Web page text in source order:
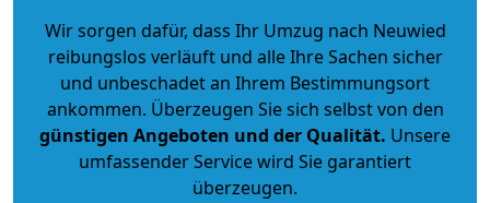
Wir sorgen dafür, dass Ihr Umzug nach Neuwied
reibungslos verläuft und alle Ihre Sachen sicher
und unbeschadet an Ihrem Bestimmungsort
ankommen. Überzeugen Sie sich selbst von den
günstigen Angeboten und der Qualität. Unsere
umfassender Service wird Sie garantiert
überzeugen.